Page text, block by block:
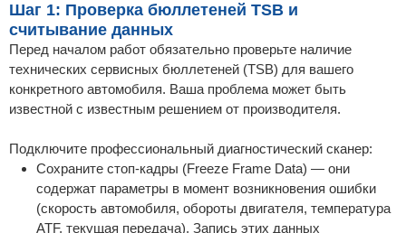
Шаг 1: Проверка бюллетеней TSB и
считывание данных
Перед началом работ обязательно проверьте наличие
технических сервисных бюллетеней (TSB) для вашего
конкретного автомобиля. Ваша проблема может быть
известной с известным решением от производителя.
Подключите профессиональный диагностический сканер:
Сохраните стоп-кадры (Freeze Frame Data) — они
содержат параметры в момент возникновения ошибки
(скорость автомобиля, обороты двигателя, температура
ATF, текущая передача). Запись этих данных